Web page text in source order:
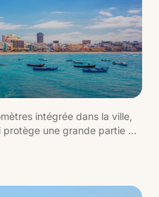
intégrée dans la ville,
une grande partie du